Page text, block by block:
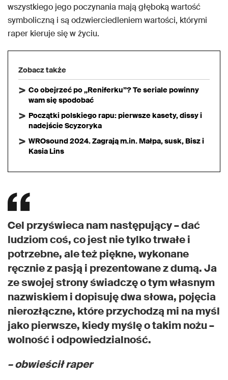
wszystkiego jego poczynania mają głęboką wartość
symboliczną i są odzwierciedleniem wartości, którymi
raper kieruje się w życiu.
Zobacz także
Co obejrzeć po „Reniferku”? Te seriale powinny
wam się spodobać
Początki polskiego rapu: pierwsze kasety, dissy i
nadejście Scyzoryka
WROsound 2024. Zagrają m.in. Małpa, susk, Bisz i
Kasia Lins
Cel przyświeca nam następujący – dać
ludziom coś, co jest nie tylko trwałe i
potrzebne, ale też piękne, wykonane
ręcznie z pasją i prezentowane z dumą. Ja
ze swojej strony świadczę o tym własnym
nazwiskiem i dopisuję dwa słowa, pojęcia
nierozłączne, które przychodzą mi na myśl
jako pierwsze, kiedy myślę o takim nożu –
wolność i odpowiedzialność.
– obwieścił raper